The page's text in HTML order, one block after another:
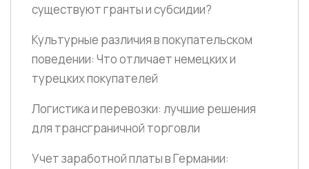
существуют гранты и субсидии?
Культурные различия в покупательском
поведении: Что отличает немецких и
турецких покупателей
Логистика и перевозки: лучшие решения
для трансграничной торговли
Учет заработной платы в Германии: